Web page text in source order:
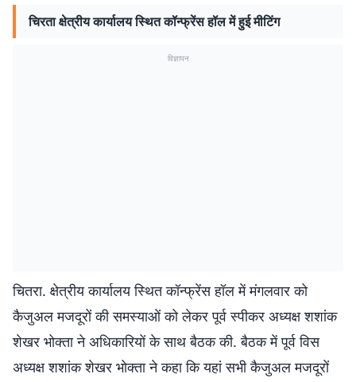
चिरता क्षेत्रीय कार्यालय स्थित कॉन्फ्रेंस हॉल में हुई मीटिंग
विज्ञापन
चितरा. क्षेत्रीय कार्यालय स्थित कॉन्फ्रेंस हॉल में मंगलवार को
कैजुअल मजदूरों की समस्याओं को लेकर पूर्व स्पीकर अध्यक्ष शशांक
शेखर भोक्ता ने अधिकारियों के साथ बैठक की. बैठक में पूर्व विस
अध्यक्ष शशांक शेखर भोक्ता ने कहा कि यहां सभी कैजुअल मजदूरों